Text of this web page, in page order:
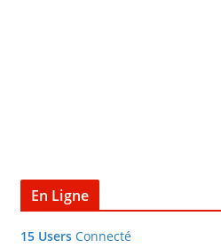
En Ligne
15 UsersConnecté